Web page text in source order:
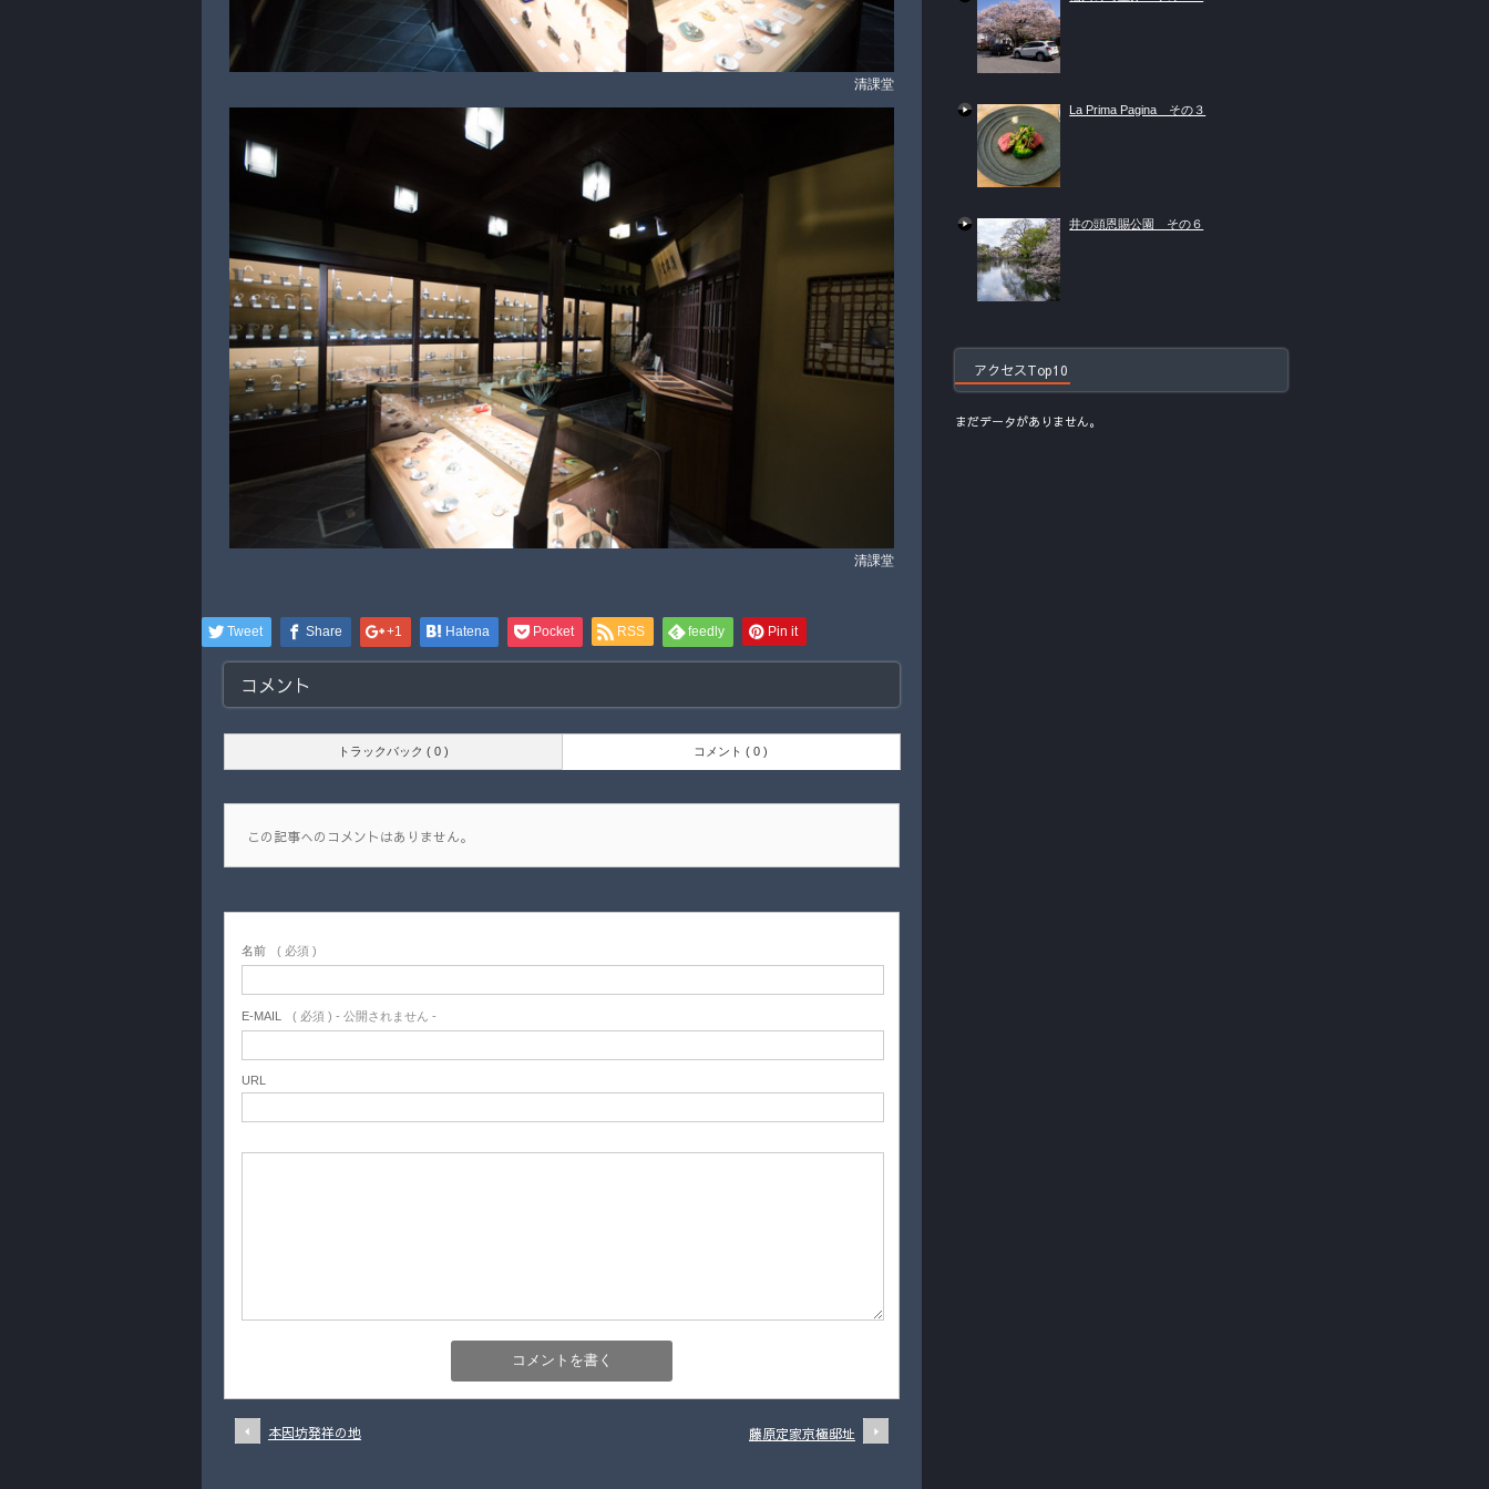
清課堂
清課堂
Tweet Share +1 Hatena Pocket RSS feedly Pin it
コメント
トラックバック ( 0 ) コメント ( 0 )
この記事へのコメントはありません。
名前 ( 必須 )
E-MAIL ( 必須 ) - 公開されません -
URL
本因坊発祥の地 藤原定家京極邸址
La Prima Pagina その３
井の頭恩賜公園 その６
アクセスTop10
まだデータがありません。